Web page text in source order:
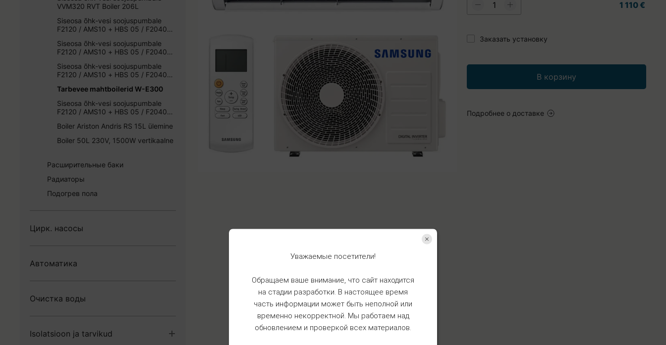
Elektrikeevis torud ja liitmikud PE
PEM plastliitmikud PE torule
Фитинги
Краны
VVM320 RVT Boiler 206L
Siseosa õhk-vesi soojuspumbale
F2120 / AMS10 + HBS 05 / F2040
Siseosa õhk-vesi soojuspumbale
F2120 / AMS10 + HBS 05 / F2040
Siseosa õhk-vesi soojuspumbale
F2120 / AMS10 + HBS 05 / F2040
Tarbevee mahtboilerid W-E300
Siseosa õhk-vesi soojuspumbale
F2120 / AMS10 + HBS 05 / F2040
Boiler Ariston Andris RS 15L ülemine
Boiler 50L 230V, 1500W vertikaalne
Расширительные баки
Радиаторы
Подогрев пола
Цирк. насосы
Автоматика
Очистка воды
Isolatsioon ja tarvikud
1 110 €
Заказать установку
В корзину
Подробнее о доставке
Уважаемые посетители!
Обращаем ваше внимание, что сайт находится
на стадии разработки. В настоящее время
часть информации может быть неполной или
временно некорректной. Мы работаем над
обновлением и проверкой всех материалов.